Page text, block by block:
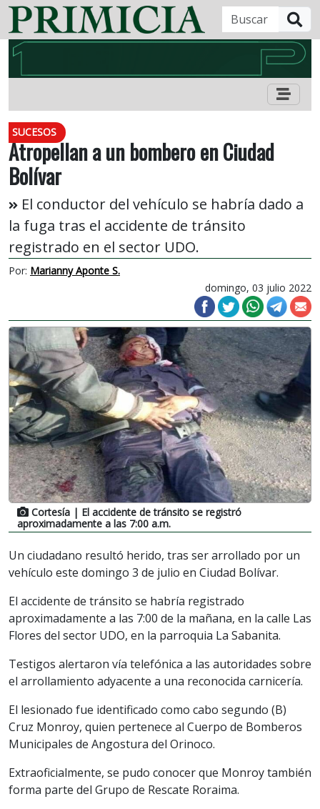
SUCESOS
Atropellan a un bombero en Ciudad
Bolívar
El conductor del vehículo se habría dado a
la fuga tras el accidente de tránsito
registrado en el sector UDO.
Por: Marianny Aponte S.
domingo, 03 julio 2022
Cortesía | El accidente de tránsito se registró
aproximadamente a las 7:00 a.m.
Un ciudadano resultó herido, tras ser arrollado por un
vehículo este domingo 3 de julio en Ciudad Bolívar.
El accidente de tránsito se habría registrado
aproximadamente a las 7:00 de la mañana, en la calle Las
Flores del sector UDO, en la parroquia La Sabanita.
Testigos alertaron vía telefónica a las autoridades sobre
el arrollamiento adyacente a una reconocida carnicería.
El lesionado fue identificado como cabo segundo (B)
Cruz Monroy, quien pertenece al Cuerpo de Bomberos
Municipales de Angostura del Orinoco.
Extraoficialmente, se pudo conocer que Monroy también
forma parte del Grupo de Rescate Roraima.